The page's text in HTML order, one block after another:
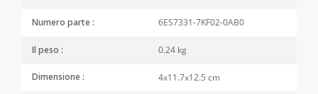
Numero parte : 6ES7331-7KF02-0AB0
Il peso : 0.24 kg
Dimensione : 4x11.7x12.5 cm